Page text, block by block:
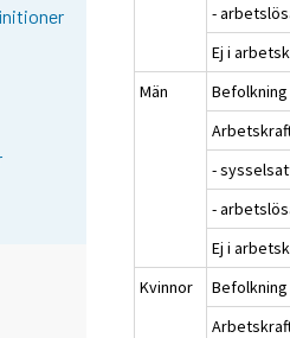
-
Ej i
Män
-
-
Ej i
Kvinnor